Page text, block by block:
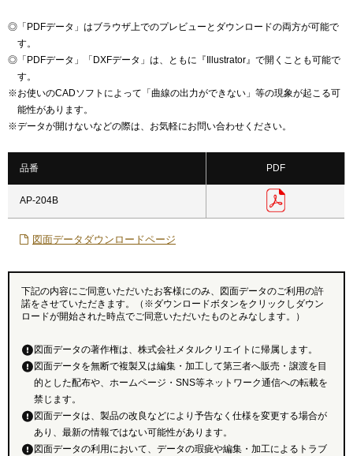
◎ 「PDFデータ」はブラウザ上でのプレビューとダウンロードの両方が可能で
す。
◎ 「PDFデータ」「DXFデータ」は、ともに『Illustrator』で開くことも可能で
す。
※お使いのCADソフトによって「曲線の出力ができない」等の現象が起こる可
能性があります。
※データが開けないなどの際は、お気軽にお問い合わせください。
品番 PDF
AP-204B
図面データダウンロードページ
下記の内容にご同意いただいたお客様にのみ、図面データのご利用の許
諾をさせていただきます。（※ダウンロードボタンをクリックしダウン
ロードが開始された時点でご同意いただいたものとみなします。）
図面データの著作権は、株式会社メタルクリエイトに帰属します。
図面データを無断で複製又は編集・加工して第三者へ販売・譲渡を目
的とした配布や、ホームページ・SNS等ネットワーク通信への転載を
禁じます。
図面データは、製品の改良などにより予告なく仕様を変更する場合が
あり、最新の情報ではない可能性があります。
図面データの利用において、データの瑕疵や編集・加工によるトラブ